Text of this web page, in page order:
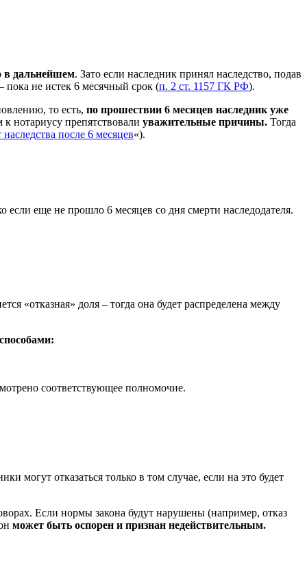
в дальнейшем. Зато если наследник принял наследство, подав
пока не истек 6 месячный срок (п. 2 ст. 1157 ГК РФ).
то есть, по прошествии 6 месяцев наследник уже
нотариусу препятствовали уважительные причины. Тогда
наследства после 6 месяцев«).
еще не прошло 6 месяцев со дня смерти наследодателя.
«отказная» доля – тогда она будет распределена между
соответствующее полномочие.
могут отказаться только в том случае, если на это будет
Если нормы закона будут нарушены (например, отказ
может быть оспорен и признан недействительным.